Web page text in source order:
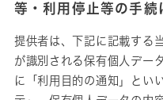
等・利用停止等の手続
提供者は、下記に記載する
が識別される保有個人デー
に「利用目的の通知」とい